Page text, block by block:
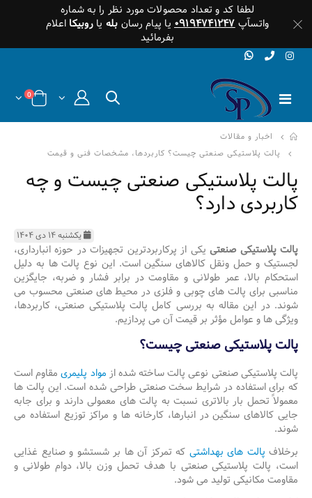
لطفا کد و تعداد محصولات مورد نظر را به شماره
واتسآپ۰۹۱۹۴۷۴۱۲۴۷ یا پیام رسان بله یاروبیکا اعلام
بفرمائید
0
اخبار و مقالات
پالت پلاستیکی صنعتی چیست؟ کاربردها، مشخصات فنی و قیمت
پالت پلاستیکی صنعتی چیست و چه
کاربردی دارد؟
یکشنبه ۱۴ دی ۱۴۰۴
پالت پلاستیکی صنعتییکی از پرکاربردترین تجهیزات در حوزه انبارداری،
لجستیک و حمل ونقل کالاهای سنگین است. این نوع پالت ها به دلیل
استحکام بالا، عمر طولانی و مقاومت در برابر فشار و ضربه، جایگزین
مناسبی برای پالت های چوبی و فلزی در محیط های صنعتی محسوب می
شوند. در این مقاله به بررسی کامل پالت پلاستیکی صنعتی، کاربردها،
ویژگی ها و عوامل مؤثر بر قیمت آن می پردازیم.
پالت پلاستیکی صنعتی چیست؟
پالت پلاستیکی صنعتی نوعی پالت ساخته شده از مواد پلیمریمقاوم است
که برای استفاده در شرایط سخت صنعتی طراحی شده است. این پالت ها
معمولاً تحمل بار بالاتری نسبت به پالت های معمولی دارند و برای جابه
جایی کالاهای سنگین در انبارها، کارخانه ها و مراکز توزیع استفاده می
شوند.
برخلاف پالت های بهداشتی که تمرکز آن ها بر شستشو و صنایع غذایی
است، پالت پلاستیکی صنعتی با هدف تحمل وزن بالا، دوام طولانی و
مقاومت مکانیکی تولید می شود.